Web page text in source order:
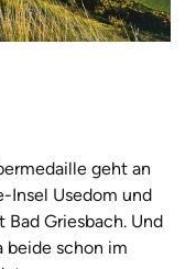
geht an
Insel Usedom und
Griesbach. Und
beide schon im